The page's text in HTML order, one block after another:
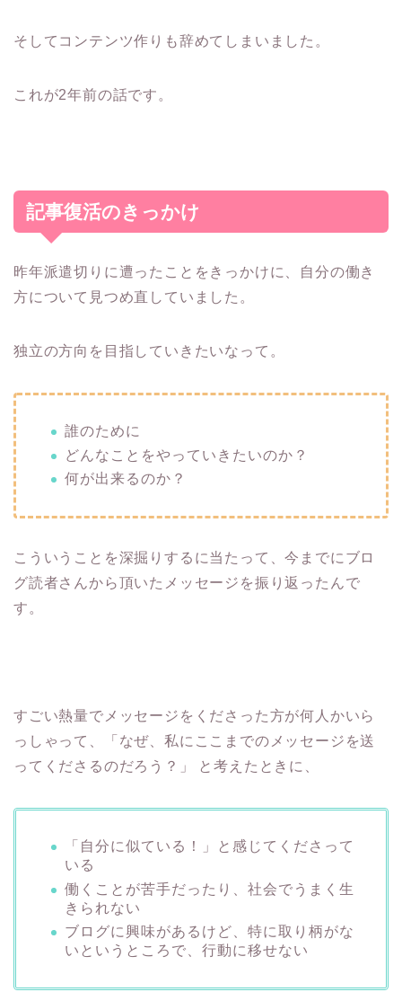
そしてコンテンツ作りも辞めてしまいました。
これが2年前の話です。
記事復活のきっかけ
昨年派遣切りに遭ったことをきっかけに、自分の働き
方について見つめ直していました。
独立の方向を目指していきたいなって。
誰のために
どんなことをやっていきたいのか？
何が出来るのか？
こういうことを深掘りするに当たって、今までにブロ
グ読者さんから頂いたメッセージを振り返ったんで
す。
すごい熱量でメッセージをくださった方が何人かいら
っしゃって、「なぜ、私にここまでのメッセージを送
ってくださるのだろう？」 と考えたときに、
「自分に似ている！」と感じてくださって
いる
働くことが苦手だったり、社会でうまく生
きられない
ブログに興味があるけど、特に取り柄がな
いというところで、行動に移せない